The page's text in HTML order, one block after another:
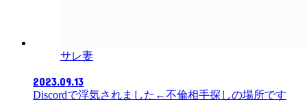
サレ妻
2023.09.13
Discordで浮気されました←不倫相手探しの場所です